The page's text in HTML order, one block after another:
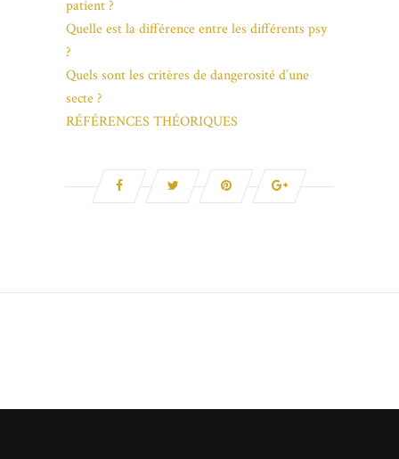
patient ?
Quelle est la différence entre les différents psy
?
Quels sont les critères de dangerosité d’une
secte ?
RÉFÉRENCES THÉORIQUES